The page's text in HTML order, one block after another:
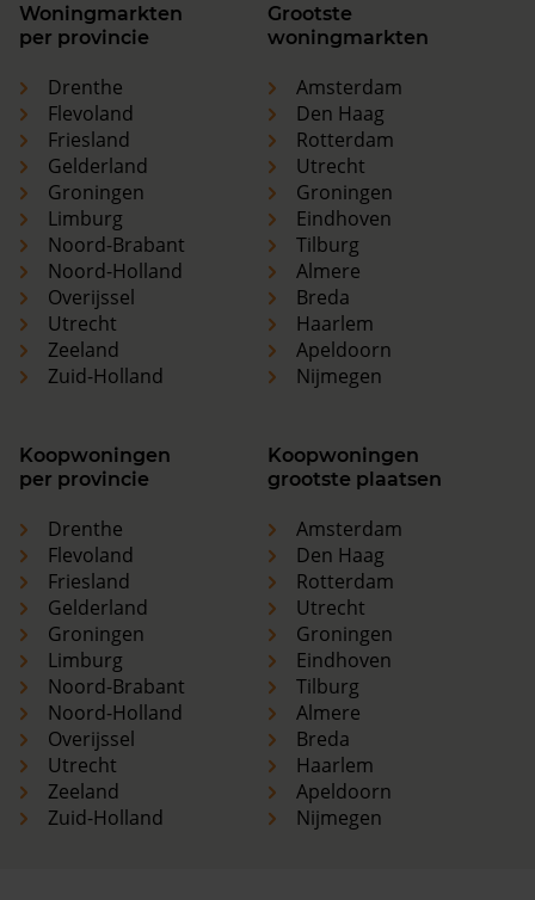
Woningmarkten
per provincie
Drenthe
Flevoland
Friesland
Gelderland
Groningen
Limburg
Noord-Brabant
Noord-Holland
Overijssel
Utrecht
Zeeland
Zuid-Holland
Grootste
woningmarkten
Amsterdam
Den Haag
Rotterdam
Utrecht
Groningen
Eindhoven
Tilburg
Almere
Breda
Haarlem
Apeldoorn
Nijmegen
Koopwoningen
per provincie
Drenthe
Flevoland
Friesland
Gelderland
Groningen
Limburg
Noord-Brabant
Noord-Holland
Overijssel
Utrecht
Zeeland
Zuid-Holland
Koopwoningen
grootste plaatsen
Amsterdam
Den Haag
Rotterdam
Utrecht
Groningen
Eindhoven
Tilburg
Almere
Breda
Haarlem
Apeldoorn
Nijmegen